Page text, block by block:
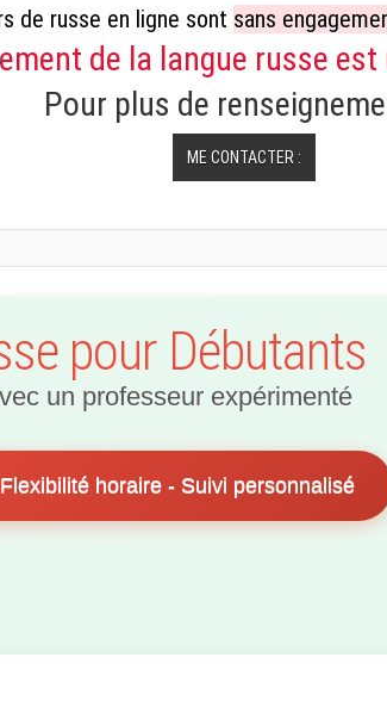
de russe en ligne sont sans
de la langue russe
Pour plus de
ME CONTACTER :
pour Débutants
un professeur expérimenté
horaire - Suivi personnalisé